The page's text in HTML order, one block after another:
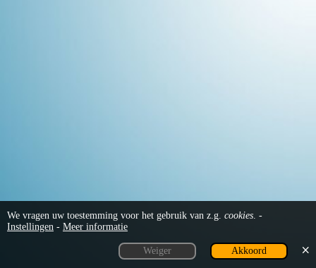
We vragen uw toestemming voor het gebruik van z.g. cookies. -
Instellingen - Meer informatie
Weiger Akkoord
Persoonsgegevens
Knop: Site Inhoud